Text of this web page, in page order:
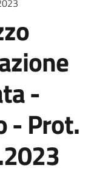
-
- Prot.